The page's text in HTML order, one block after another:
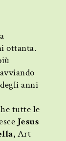
ottanta.
anni
tutte le
Jesus
, Art